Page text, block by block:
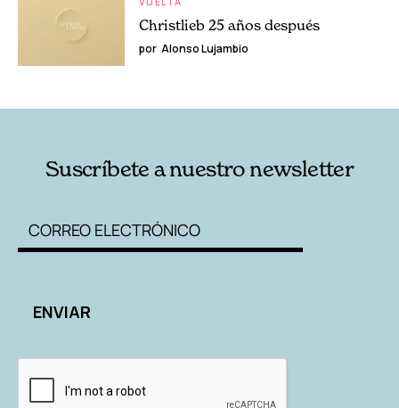
Christlieb 25 años después
por Alonso Lujambio
Suscríbete a nuestro newsletter